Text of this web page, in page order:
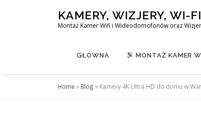
KAMERY, WIZJERY, WI-FI
Montaż Kamer Wifi i Wideodomofonów oraz
GŁÓWNA MONTAŻ KAMER
Home»Blog» Kamery 4K Ultra HD do domu w